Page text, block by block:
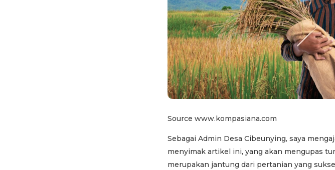
Source www.kompasiana.com
Sebagai Admin Desa Cibeunying, saya
menyimak artikel ini, yang akan mengupas
merupakan jantung dari pertanian yang